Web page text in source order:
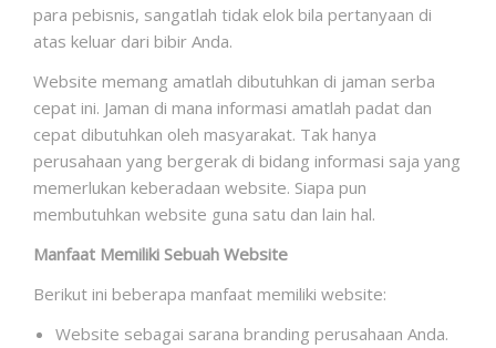
para pebisnis, sangatlah tidak elok bila pertanyaan di
atas keluar dari bibir Anda.
Website memang amatlah dibutuhkan di jaman serba
cepat ini. Jaman di mana informasi amatlah padat dan
cepat dibutuhkan oleh masyarakat. Tak hanya
perusahaan yang bergerak di bidang informasi saja yang
memerlukan keberadaan website. Siapa pun
membutuhkan website guna satu dan lain hal.
Manfaat Memiliki Sebuah Website
Berikut ini beberapa manfaat memiliki website:
Website sebagai sarana branding perusahaan Anda.